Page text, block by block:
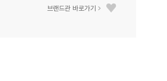
브랜드관 바로가기